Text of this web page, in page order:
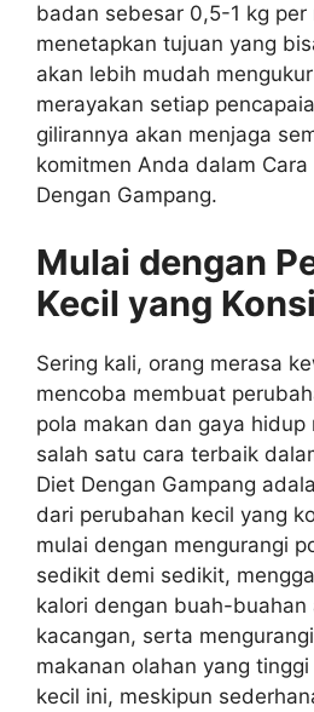
badan sebesar 0,5-1 kg per
menetapkan tujuan yang
akan lebih mudah
merayakan setiap
gilirannya akan menjaga
komitmen Anda dalam
Dengan Gampang.
Mulai dengan
Kecil yang
Sering kali, orang merasa
mencoba membuat
pola makan dan gaya hidup
salah satu cara terbaik
Diet Dengan Gampang
dari perubahan kecil yang
mulai dengan mengurangi
sedikit demi sedikit,
kalori dengan buah-buahan
kacangan, serta
makanan olahan yang
kecil ini, meskipun